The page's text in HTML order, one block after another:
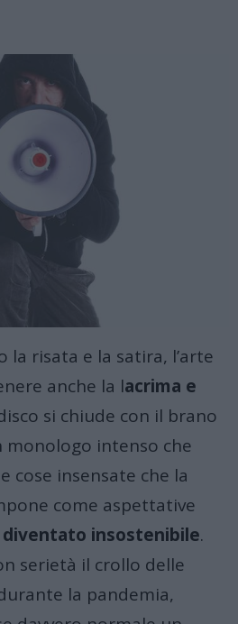
la risata e la satira, l’arte
anche la lacrima e
si chiude con il brano
monologo intenso che
cose insensate che la
come aspettative
insostenibile.
serietà il crollo delle
la pandemia,